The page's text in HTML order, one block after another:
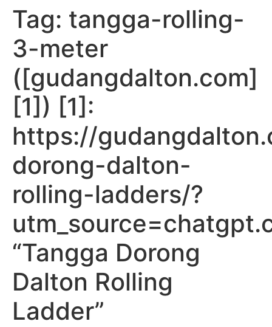
Skip
content
Tag: tangga-rolling-
3-meter
([gudangdalton.com]
[1]) [1]:
https://
dorong-dalton-
rolling-ladders/?
“Tangga Dorong
Dalton Rolling
Ladder”